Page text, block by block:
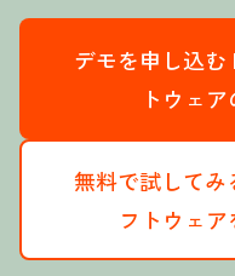
デモを申し込む
トウェ
無料で試してみ
フトウェ